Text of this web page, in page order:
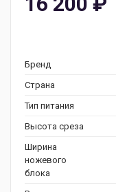
Бренд
Страна
Тип питания
Высота среза
Ширина
ножевого
блока